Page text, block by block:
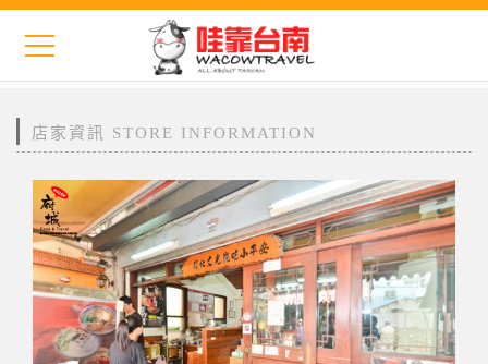
店家資訊 STORE INFORMATION